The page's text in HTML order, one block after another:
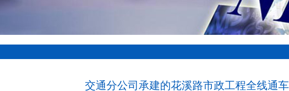
交通分公司承建的花溪路市政工程全线通车